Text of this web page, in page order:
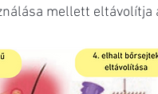
mellett eltávolítja